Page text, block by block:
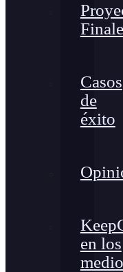
Casos
de
éxito
en los